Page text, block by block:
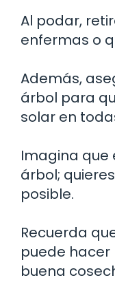
Al podar,
enfermas o
Además,
árbol para
solar en
Imagina que
árbol;
posible.
Recuerda
puede hacer
buena